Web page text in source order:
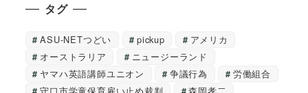
タグ
ASU-NETつどい pickup
アメリカ
オーストラリア
ニュージーランド
ヤマハ英語講師ユニオン
争議行為
労働組合